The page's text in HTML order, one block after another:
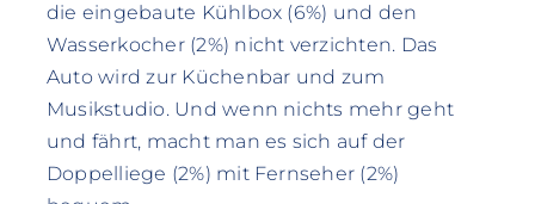
die eingebaute Kühlbox (6%) und den
Wasserkocher (2%) nicht verzichten. Das
Auto wird zur Küchenbar und zum
Musikstudio. Und wenn nichts mehr geht
und fährt, macht man es sich auf der
Doppelliege (2%) mit Fernseher (2%)